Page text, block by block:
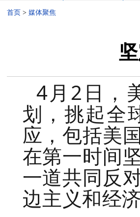
首页 > 媒体聚焦
4月2日，
划，挑起全
应，包括美
在第一时间
一道共同反
边主义和经